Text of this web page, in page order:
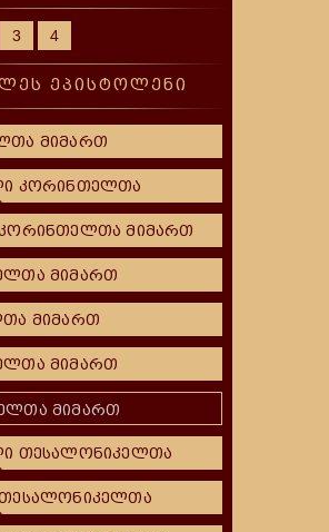
3 4
ეპისტოლენი
მიმართ
კორინთელთა
მიმართ
მიმართ
მიმართ
მიმართ
მიმართ
თესალონიკელთა